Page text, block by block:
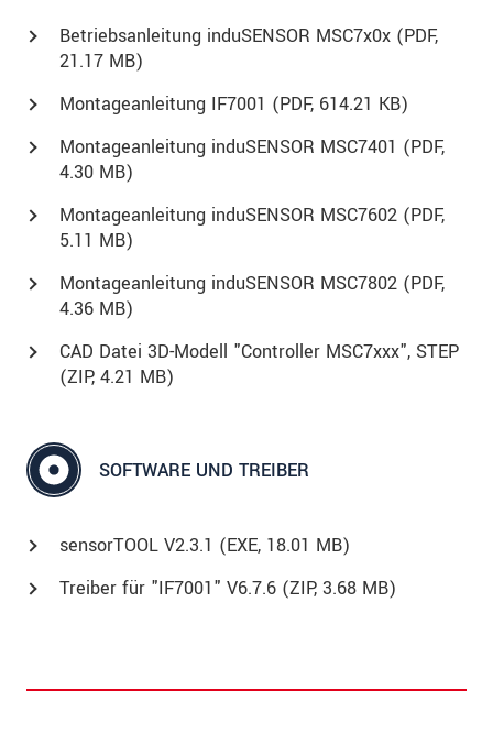
Betriebsanleitung induSENSOR MSC7x0x (PDF,
21.17 MB)
Montageanleitung IF7001 (PDF, 614.21 KB)
Montageanleitung induSENSOR MSC7401 (PDF,
4.30 MB)
Montageanleitung induSENSOR MSC7602 (PDF,
5.11 MB)
Montageanleitung induSENSOR MSC7802 (PDF,
4.36 MB)
CAD Datei 3D-Modell "Controller MSC7xxx", STEP
(ZIP, 4.21 MB)
SOFTWARE UND TREIBER
sensorTOOL V2.3.1 (EXE, 18.01 MB)
Treiber für "IF7001" V6.7.6 (ZIP, 3.68 MB)